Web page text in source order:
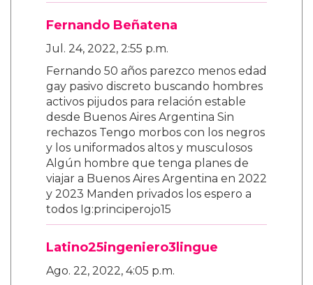
Fernando Beñatena
Jul. 24, 2022, 2:55 p.m.
Fernando 50 años parezco menos edad
gay pasivo discreto buscando hombres
activos pijudos para relación estable
desde Buenos Aires Argentina Sin
rechazos Tengo morbos con los negros
y los uniformados altos y musculosos
Algún hombre que tenga planes de
viajar a Buenos Aires Argentina en 2022
y 2023 Manden privados los espero a
todos Ig:principerojo15
Latino25ingeniero3lingue
Ago. 22, 2022, 4:05 p.m.